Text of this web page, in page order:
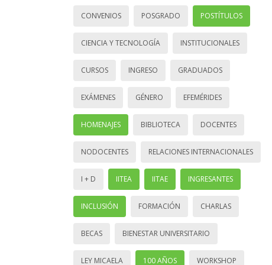
CONVENIOS POSGRADO POSTÍTULOS
CIENCIA Y TECNOLOGÍA INSTITUCIONALES
CURSOS INGRESO GRADUADOS
EXÁMENES GÉNERO EFEMÉRIDES
HOMENAJES BIBLIOTECA DOCENTES
NODOCENTES RELACIONES INTERNACIONALES
I + D IITEA IITAE INGRESANTES
INCLUSIÓN FORMACIÓN CHARLAS
BECAS BIENESTAR UNIVERSITARIO
LEY MICAELA 100 AÑOS WORKSHOP